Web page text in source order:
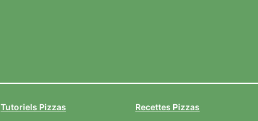
Tutoriels Pizzas
Recettes Pizzas